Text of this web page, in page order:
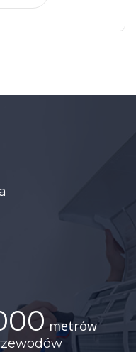
metrów